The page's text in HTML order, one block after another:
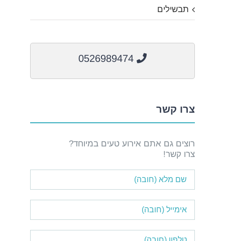
תבשילים
צרו קשר
רוצים גם אתם אירוע טעים במיוחד?
צרו קשר!